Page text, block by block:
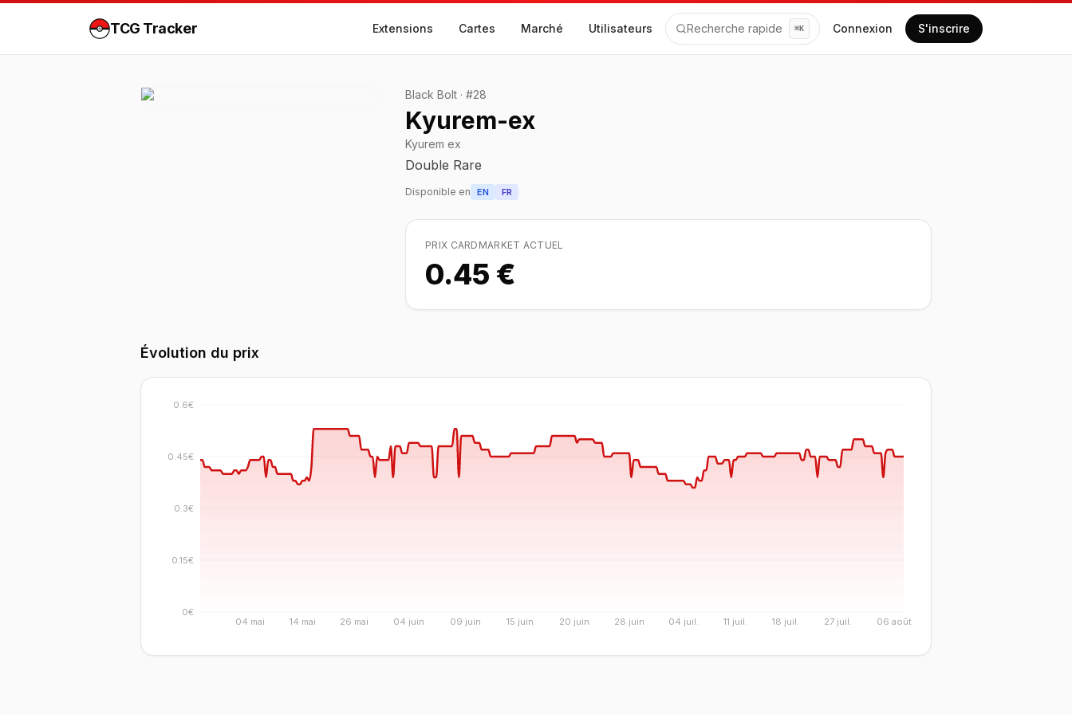
TCG Tracker Extensions Cartes Marché Utilisateurs Recherche rapide ⌘K Connexion S'inscrire
Black Bolt · #28
Kyurem-ex
Kyurem ex
Double Rare
Disponible en EN FR
PRIX CARDMARKET ACTUEL
0.45 €
Évolution du prix
04 mai 14 mai 26 mai 04 juin 09 juin 15 juin 20 juin 28 juin 04 juil. 11 juil. 18 juil. 27 juil. 06 août
0€
0.15€
0.3€
0.45€
0.6€